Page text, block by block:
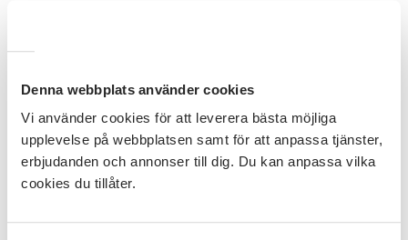
Denna webbplats använder cookies
Vi använder cookies för att leverera bästa möjliga
upplevelse på webbplatsen samt för att anpassa tjänster,
erbjudanden och annonser till dig. Du kan anpassa vilka
cookies du tillåter.
av målningar.
Kursinnehåll
• Vi lär oss grunderna inom teckning.
• Vi tränar på linjer, former, proportioner och
perspektiv.